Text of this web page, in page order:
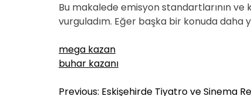
Bu makalede emisyon standartlarının
vurguladım. Eğer başka bir konuda daha
mega kazan
buhar kazanı
Y
Previous: Eskişehirde Tiyatro ve Sinema